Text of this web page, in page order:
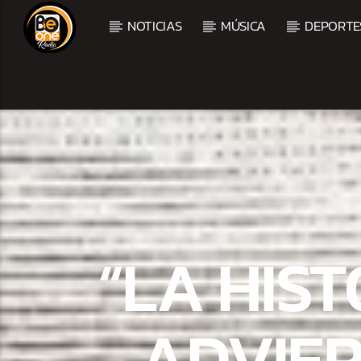
NOTICIAS MÚSICA
CURRENT TRACK
TITLE
ARTIST
CURRENT SHOW
BALADAS Y VALLENATO
2:00 PM 5:00 PM
“LA